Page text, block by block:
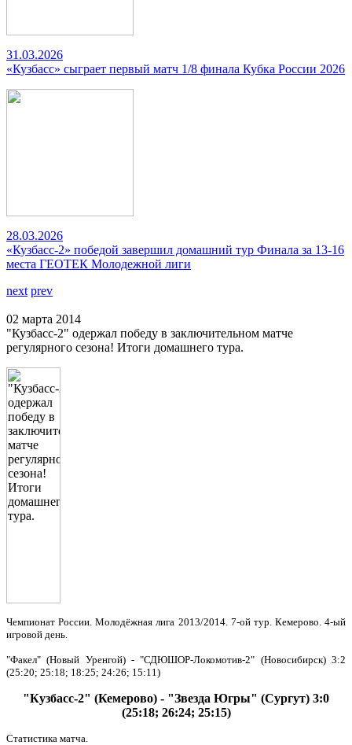
31.03.2026
«Кузбасс» сыграет первый матч 1/8 финала Кубка России 2026
28.03.2026
«Кузбасс-2» победой завершил домашний тур Финала за 13-16
места ГЕОТЕК Молодежной лиги
next prev
02 марта 2014
"Кузбасс-2" одержал победу в заключительном матче
регулярного сезона! Итоги домашнего тура.
Чемпионат России. Молодёжная лига 2013/2014. 7-ой тур. Кемерово. 4-ый
игровой день.
"Факел" (Новый Уренгой) - "СДЮШОР-Локомотив-2" (Новосибирск) 3:2
(25:20; 25:18; 18:25; 24:26; 15:11)
"Кузбасс-2" (Кемерово) - "Звезда Югры" (Сургут) 3:0
(25:18; 26:24; 25:15)
Статистика матча.